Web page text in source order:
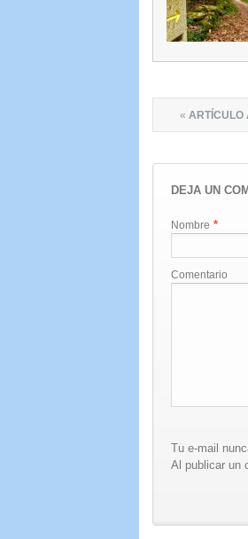
« ARTÍCULO
DEJA UN
Nombre *
Comentario
Tu e-mail
Al publicar un